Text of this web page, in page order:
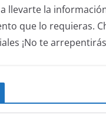
llevarte la
que lo requieras.
¡No te